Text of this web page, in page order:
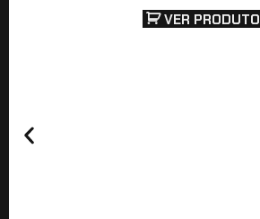
VER PRODUTO